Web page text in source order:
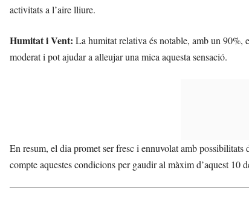
activitats a l’aire lliure.
Humitat i Vent: La humitat relativa és notable, amb un 90%,
moderat i pot ajudar a alleujar una mica aquesta sensació.
En resum, el dia promet ser fresc i ennuvolat amb
compte aquestes condicions per gaudir al màxim d’aquest 10